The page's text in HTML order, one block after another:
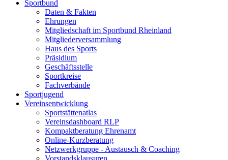
Sportbund
Daten & Fakten
Ehrungen
Mitgliedschaft im Sportbund Rheinland
Mitgliederversammlung
Haus des Sports
Präsidium
Geschäftsstelle
Sportkreise
Fachverbände
Sportjugend
Vereinsentwicklung
Sportstättenatlas
Vereinsdashboard RLP
Kompaktberatung Ehrenamt
Online-Kurzberatung
Netzwerkgruppe - Austausch & Coaching
Vorstandsklausuren